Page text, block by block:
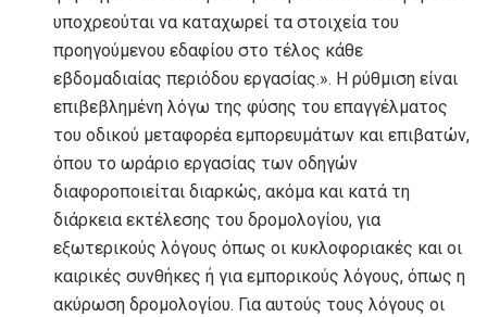
υποχρεούται να καταχωρεί τα στοιχεία του
προηγούμενου εδαφίου στο τέλος κάθε
εβδομαδιαίας περιόδου εργασίας.». Η ρύθμιση είναι
επιβεβλημένη λόγω της φύσης του επαγγέλματος
του οδικού μεταφορέα εμπορευμάτων και επιβατών,
όπου το ωράριο εργασίας των οδηγών
διαφοροποιείται διαρκώς, ακόμα και κατά τη
διάρκεια εκτέλεσης του δρομολογίου, για
εξωτερικούς λόγους όπως οι κυκλοφοριακές και οι
καιρικές συνθήκες ή για εμπορικούς λόγους, όπως η
ακύρωση δρομολογίου. Για αυτούς τους λόγους οι